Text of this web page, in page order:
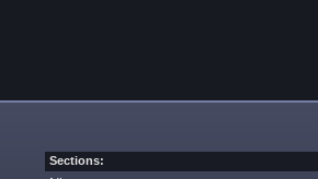
Sections: